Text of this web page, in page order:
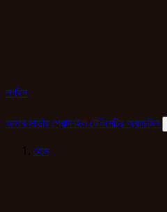
লগইন
আমার সার্ভারপ্রোফাইলটেলিমেট্রিঅ্যাডমিন
হোম